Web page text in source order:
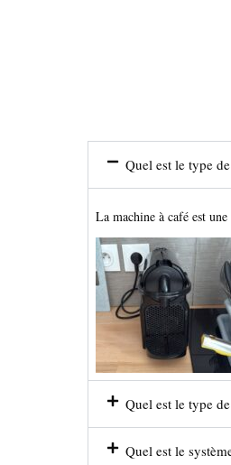
Quel est le type
La machine à café est une
Quel est le type
Quel est le